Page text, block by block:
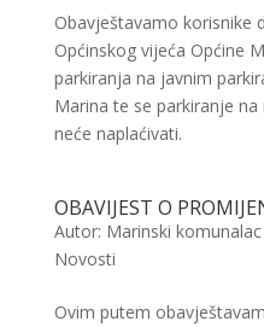
Obavještavamo korisnike
Općinskog vijeća Općine
parkiranja na javnim
Marina te se parkiranje
neće naplaćivati.
OBAVIJEST O
Autor: Marinski komunalac
Novosti
Ovim putem